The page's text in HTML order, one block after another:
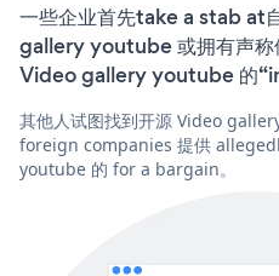
一些企业首先take a stab at
gallery youtube 或拥有声
Video gallery youtube 的
其他人试图找到开源 Video
foreign companies 提供
youtube 的 for a bargain。